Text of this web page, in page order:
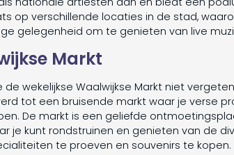
op verschillende locaties in de stad,
gelegenheid om te genieten van live
Markt
wekelijkse Waalwijkse Markt niet
tot een bruisende markt waar je verse
De markt is een geliefde
je kunt rondstruinen en genieten van de
te proeven en souvenirs te kopen.